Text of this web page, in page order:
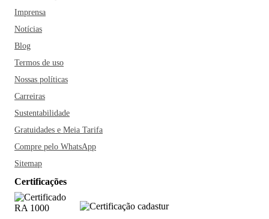
Imprensa
Notícias
Blog
Termos de uso
Nossas políticas
Carreiras
Sustentabilidade
Gratuidades e Meia Tarifa
Compre pelo WhatsApp
Sitemap
Certificações